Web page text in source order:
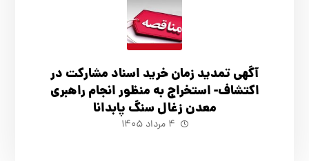
آگهي تمدید زمان خرید اسناد مشارکت در
اکتشاف- استخراج به منظور انجام راهبری
معدن زغال سنگ پابدانا
۴ مرداد ۱۴۰۵